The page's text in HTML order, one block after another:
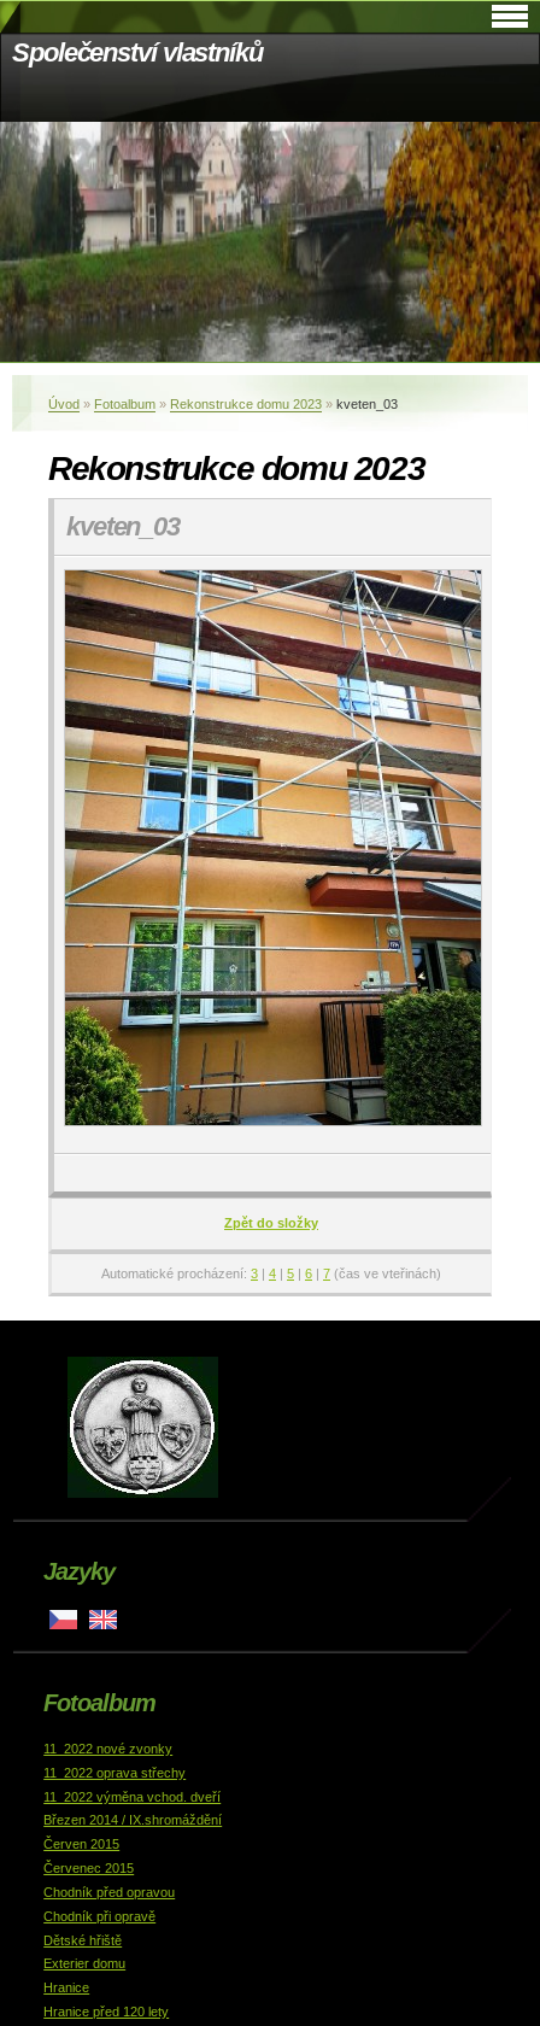
Společenství vlastníků
Úvod » Fotoalbum » Rekonstrukce domu 2023 » kveten_03
Rekonstrukce domu 2023
kveten_03
Zpět do složky
Automatické procházení: 3 | 4 | 5 | 6 | 7 (čas ve vteřinách)
Jazyky
Fotoalbum
11_2022 nové zvonky
11_2022 oprava střechy
11_2022 výměna vchod. dveří
Březen 2014 / IX.shromáždění
Červen 2015
Červenec 2015
Chodník před opravou
Chodník při opravě
Dětské hřiště
Exterier domu
Hranice
Hranice před 120 lety